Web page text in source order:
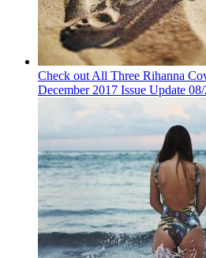
Check out All Three Rihanna
December 2017 Issue Update